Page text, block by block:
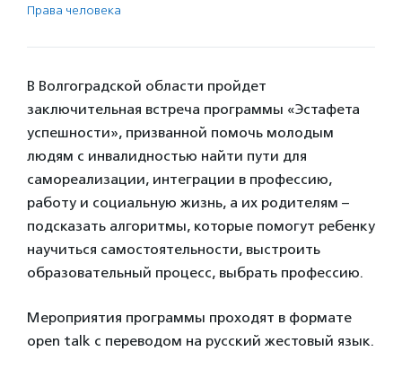
Права человека
В Волгоградской области пройдет
заключительная встреча программы «Эстафета
успешности», призванной помочь молодым
людям с инвалидностью найти пути для
самореализации, интеграции в профессию,
работу и социальную жизнь, а их родителям –
подсказать алгоритмы, которые помогут ребенку
научиться самостоятельности, выстроить
образовательный процесс, выбрать профессию.
Мероприятия программы проходят в формате
open talk с переводом на русский жестовый язык.